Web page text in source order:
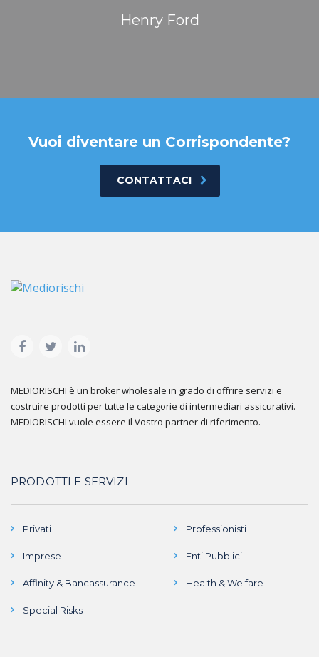
Henry Ford
Vuoi diventare un Corrispondente?
CONTATTACI
MEDIORISCHI è un broker wholesale in grado di offrire servizi e
costruire prodotti per tutte le categorie di intermediari assicurativi.
MEDIORISCHI vuole essere il Vostro partner di riferimento.
PRODOTTI E SERVIZI
Privati Professionisti
Imprese Enti Pubblici
Affinity & Bancassurance Health & Welfare
Special Risks